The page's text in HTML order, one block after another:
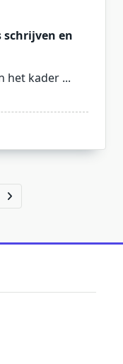
schrijven en
het kader ...